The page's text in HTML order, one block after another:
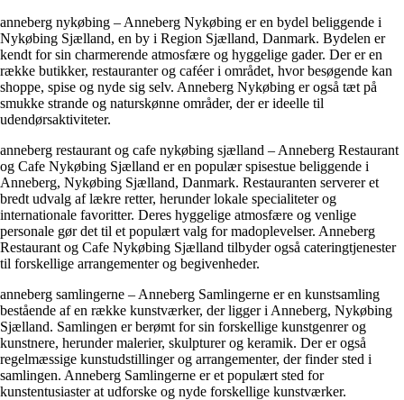
anneberg nykøbing – Anneberg Nykøbing er en bydel beliggende i
Nykøbing Sjælland, en by i Region Sjælland, Danmark. Bydelen er
kendt for sin charmerende atmosfære og hyggelige gader. Der er en
række butikker, restauranter og caféer i området, hvor besøgende kan
shoppe, spise og nyde sig selv. Anneberg Nykøbing er også tæt på
smukke strande og naturskønne områder, der er ideelle til
udendørsaktiviteter.
anneberg restaurant og cafe nykøbing sjælland – Anneberg Restaurant
og Cafe Nykøbing Sjælland er en populær spisestue beliggende i
Anneberg, Nykøbing Sjælland, Danmark. Restauranten serverer et
bredt udvalg af lækre retter, herunder lokale specialiteter og
internationale favoritter. Deres hyggelige atmosfære og venlige
personale gør det til et populært valg for madoplevelser. Anneberg
Restaurant og Cafe Nykøbing Sjælland tilbyder også cateringtjenester
til forskellige arrangementer og begivenheder.
anneberg samlingerne – Anneberg Samlingerne er en kunstsamling
bestående af en række kunstværker, der ligger i Anneberg, Nykøbing
Sjælland. Samlingen er berømt for sin forskellige kunstgenrer og
kunstnere, herunder malerier, skulpturer og keramik. Der er også
regelmæssige kunstudstillinger og arrangementer, der finder sted i
samlingen. Anneberg Samlingerne er et populært sted for
kunstentusiaster at udforske og nyde forskellige kunstværker.